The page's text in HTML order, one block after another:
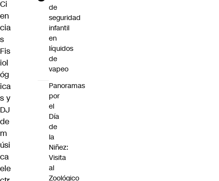
Ci
en
cia
s
Fis
iol
óg
ica
s y
DJ
de
m
úsi
ca
ele
de
seguridad
infantil
en
líquidos
de
vapeo
Panoramas
por
el
Día
de
la
Niñez:
Visita
al
Zoológico